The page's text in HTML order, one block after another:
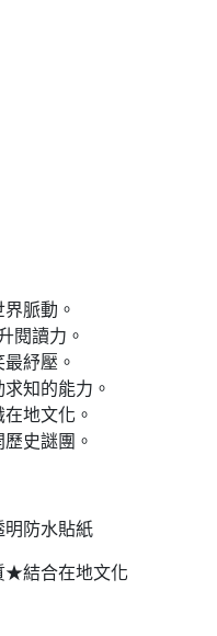
脈動。
閱讀力。
紓壓。
知的能力。
地文化。
史謎團。
明防水貼紙
★結合在地文化